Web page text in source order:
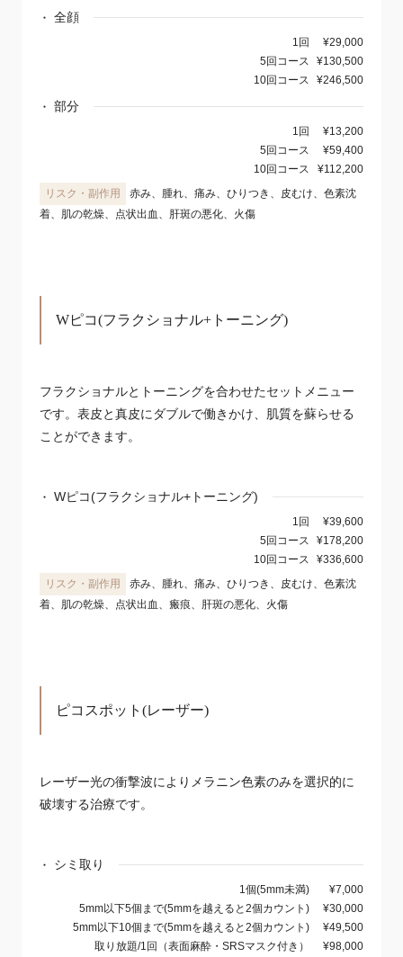
全顔
1回
¥29,000
5回コース
¥130,500
10回コース
¥246,500
部分
1回
¥13,200
5回コース
¥59,400
10回コース
¥112,200
赤み、腫れ、痛み、ひりつき、皮むけ、色素沈
着、肌の乾燥、点状出血、肝斑の悪化、火傷
Wピコ(フラクショナル+トーニング)
フラクショナルとトーニングを合わせたセットメニュー
です。表皮と真皮にダブルで働きかけ、肌質を蘇らせる
ことができます。
Wピコ(フラクショナル+トーニング)
1回
¥39,600
5回コース
¥178,200
10回コース
¥336,600
赤み、腫れ、痛み、ひりつき、皮むけ、色素沈
着、肌の乾燥、点状出血、瘢痕、肝斑の悪化、火傷
ピコスポット(レーザー)
レーザー光の衝撃波によりメラニン色素のみを選択的に
破壊する治療です。
シミ取り
1個(5mm未満)
¥7,000
5mm以下5個まで(5mmを越えると2個カウント)
¥30,000
5mm以下10個まで(5mmを越えると2個カウント)
¥49,500
取り放題/1回（表面麻酔・SRSマスク付き）
¥98,000